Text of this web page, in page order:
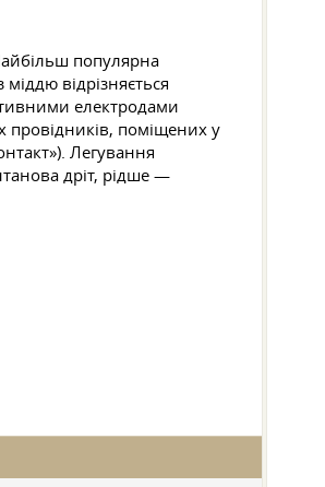
популярна
відрізняється
електродами
провідників, поміщених у
Легування
дріт, рідше —